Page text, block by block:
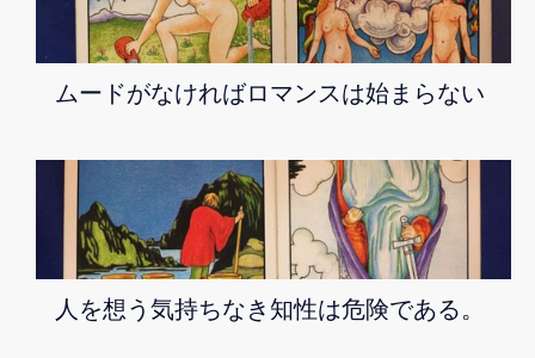
ムードがなければロマンスは始まらない
人を想う気持ちなき知性は危険である。